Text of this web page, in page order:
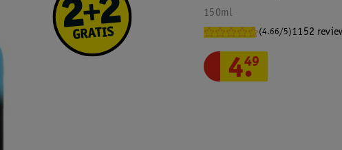
150ml
(4.66/5)1152
4.
49